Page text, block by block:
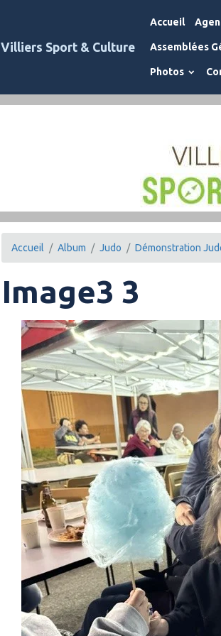
Villiers Sport & Culture
Accueil
Assemblées
Photos
Accueil Album Judo Démonstration
Image3 3